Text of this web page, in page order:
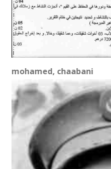
mohamed, chaabani